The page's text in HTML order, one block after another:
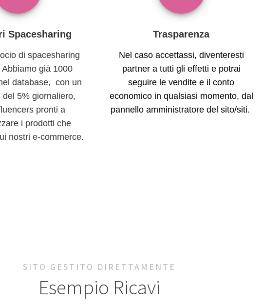
Spacesharing
di spacesharing
già 1000
database, con un
del 5% giornaliero,
pronti a
i prodotti che
nostri e-commerce.
Trasparenza
Nel caso accettassi, diventeresti
partner a tutti gli effetti e potrai
seguire le vendite e il conto
economico in qualsiasi momento, dal
pannello amministratore del sito/siti.
SITO GESTITO DIRETTAMENTE
Esempio Ricavi